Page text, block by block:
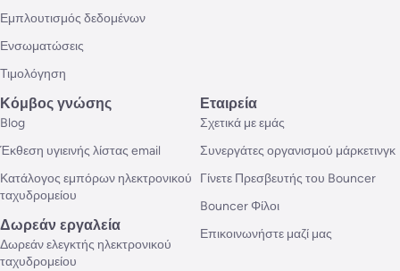
Εμπλουτισμός δεδομένων
Ενσωματώσεις
Τιμολόγηση
Κόμβος γνώσης
Blog
Έκθεση υγιεινής λίστας email
Κατάλογος εμπόρων ηλεκτρονικού
ταχυδρομείου
Δωρεάν εργαλεία
Δωρεάν ελεγκτής ηλεκτρονικού
ταχυδρομείου
Εταιρεία
Σχετικά με εμάς
Συνεργάτες οργανισμού μάρκετινγκ
Γίνετε Πρεσβευτής του Bouncer
Bouncer Φίλοι
Επικοινωνήστε μαζί μας